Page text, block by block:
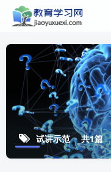
试讲示范 共1篇